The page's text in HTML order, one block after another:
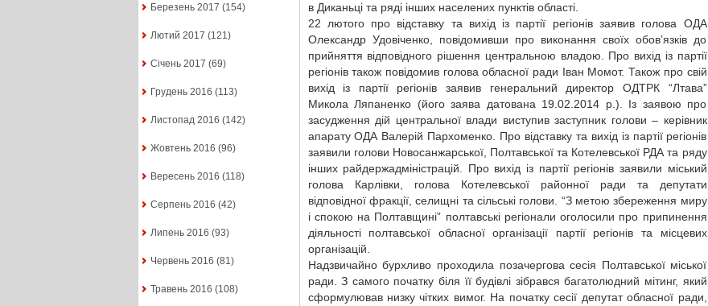
Березень 2017 (154)
Лютий 2017 (121)
Січень 2017 (69)
Грудень 2016 (113)
Листопад 2016 (142)
Жовтень 2016 (96)
Вересень 2016 (118)
Серпень 2016 (42)
Липень 2016 (93)
Червень 2016 (81)
Травень 2016 (108)
в Диканьці та ряді інших населених пунктів області.
22 лютого про відставку та вихід із партії регіонів заявив голова ОДА
Олександр Удовіченко, повідомивши про виконання своїх обов’язків до
прийняття відповідного рішення центральною владою. Про вихід із партії
регіонів також повідомив голова обласної ради Іван Момот. Також про свій
вихід із партії регіонів заявив генеральний директор ОДТРК “Лтава”
Микола Ляпаненко (його заява датована 19.02.2014 р.). Із заявою про
засудження дій центральної влади виступив заступник голови – керівник
апарату ОДА Валерій Пархоменко. Про відставку та вихід із партії регіонів
заявили голови Новосанжарської, Полтавської та Котелевської РДА та ряду
інших райдержадміністрацій. Про вихід із партії регіонів заявили міський
голова Карлівки, голова Котелевської районної ради та депутати
відповідної фракції, селищні та сільські голови. “З метою збереження миру
і спокою на Полтавщині” полтавські регіонали оголосили про припинення
діяльності полтавської обласної організації партії регіонів та місцевих
організацій.
Надзвичайно бурхливо проходила позачергова сесія Полтавської міської
ради. З самого початку біля її будівлі зібрався багатолюдний мітинг, який
сформулював низку чітких вимог. На початку сесії депутат обласної ради,